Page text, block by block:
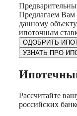
сады, школы,
Предлагаем Вам
данному
ипоточным
ОДОБРИТЬ
УЗНАТЬ ПРО
Рассчитайте
российских